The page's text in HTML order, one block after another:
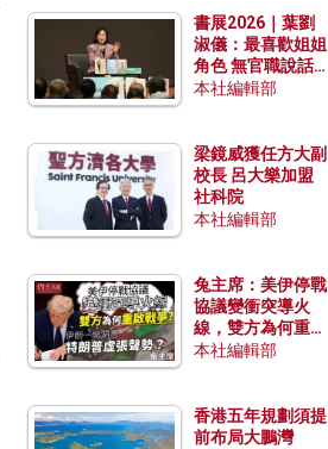
書展2026｜葉劉
淑儀：最喜歡姐姐
角色 無官職說話
包袱少
本社編輯部
梁鏡威獲任方大副
校長 呂大樂加盟
社科院
本社編輯部
兔主席：美伊停戰
協議變衝突導火
線，雙方為何重啟
戰爭？伊朗一早洞
本社編輯部
香港五年規劃須提
前布局大鵬灣